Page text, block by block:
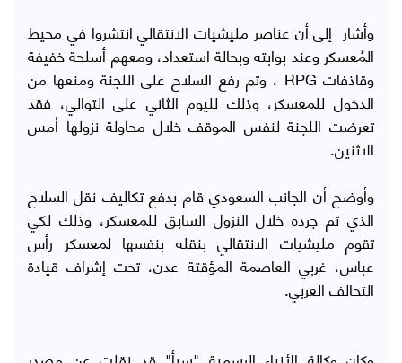
وأشار إلى أن عناصر مليشيات الانتقالي انتشروا في محيط
المُعسكر وعند بوابته وبحالة استعداد، ومعهم أسلحة خفيفة
وقاذفات RPG ، وتم رفع السلاح على اللجنة ومنعها من
الدخول للمعسكر، وذلك لليوم الثاني على التوالي، فقد
تعرضت اللجنة لنفس الموقف خلال محاولة نزولها أمس
الاثنين.
وأوضح أن الجانب السعودي قام بدفع تكاليف نقل السلاح
الذي تم جرده خلال النزول السابق للمعسكر، وذلك لكي
تقوم مليشيات الانتقالي بنقله بنفسها لمعسكر رأس
عباس، غربي العاصمة المؤقتة عدن، تحت إشراف قيادة
التحالف العربي.